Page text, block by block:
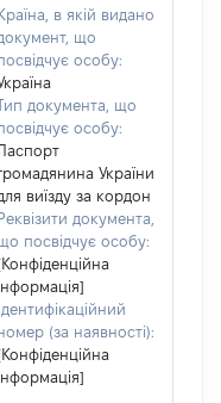
Країна, в якій видано
що
особу:
документа, що
особу:
Паспорт
України
виїзду за кордон
Реквізити документа,
посвідчує особу:
Ідентифікаційний
(за наявності):